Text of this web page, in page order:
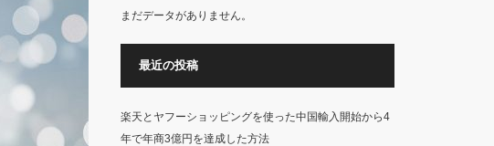
まだデータがありません。
最近の投稿
楽天とヤフーショッピングを使った中国輸入開始から4
年で年商3億円を達成した方法